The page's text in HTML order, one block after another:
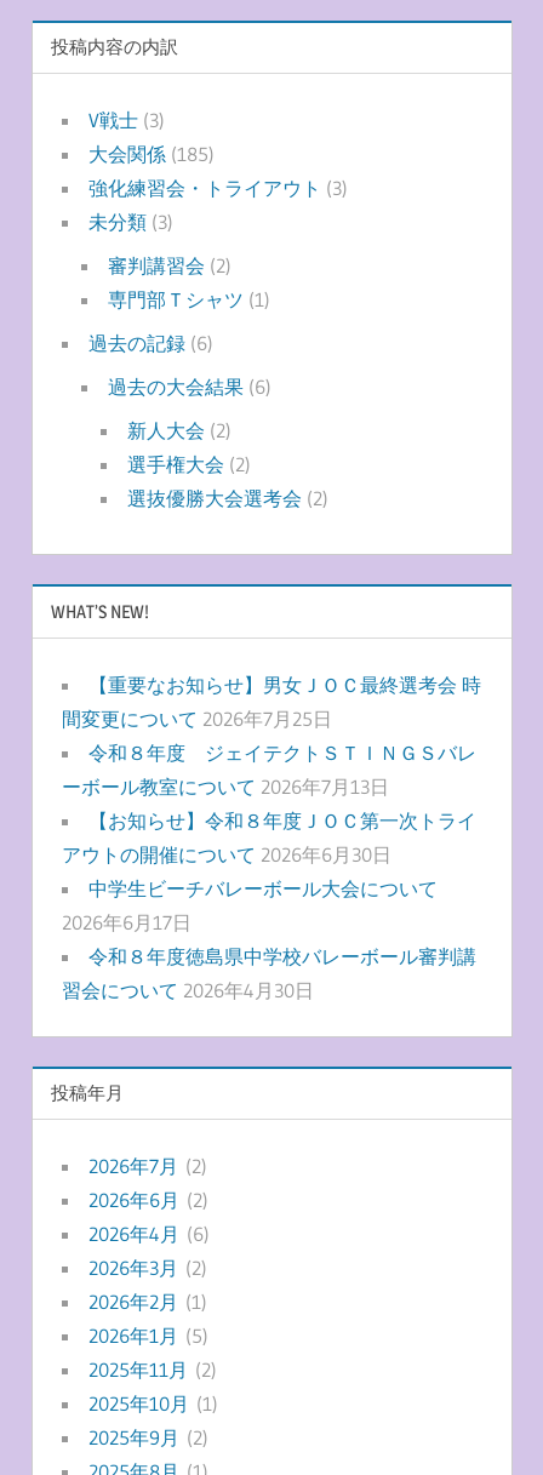
投稿内容の内訳
V戦士(3)
大会関係(185)
強化練習会・トライアウト (3)
未分類(3)
審判講習会 (2)
専門部Ｔシャツ (1)
過去の記録(6)
過去の大会結果(6)
新人大会 (2)
選手権大会 (2)
選抜優勝大会選考会 (2)
WHAT’S NEW!
【重要なお知らせ】男女ＪＯＣ最終選考会 時
間変更について 2026年7月25日
令和８年度 ジェイテクトＳＴＩＮＧＳバレ
ーボール教室について 2026年7月13日
【お知らせ】令和８年度ＪＯＣ第一次トライ
アウトの開催について 2026年6月30日
中学生ビーチバレーボール大会について
2026年6月17日
令和８年度徳島県中学校バレーボール審判講
習会について 2026年4月30日
投稿年月
2026年7月 (2)
2026年6月 (2)
2026年4月 (6)
2026年3月 (2)
2026年2月 (1)
2026年1月 (5)
2025年11月 (2)
2025年10月 (1)
2025年9月 (2)